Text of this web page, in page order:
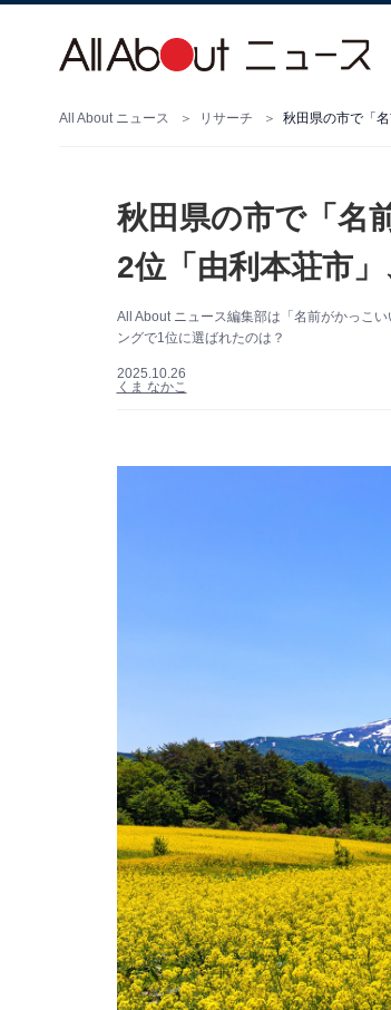
All About ニュース リサーチ
秋田県の市で「名
2位「由利本荘市
All About ニュース編集部は「名前がかっこ
ングで1位に選ばれたのは？
2025.10.26
くま なかこ